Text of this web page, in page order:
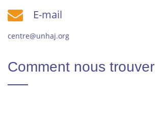
E-mail
centre@unhaj.org
Comment nous trouver